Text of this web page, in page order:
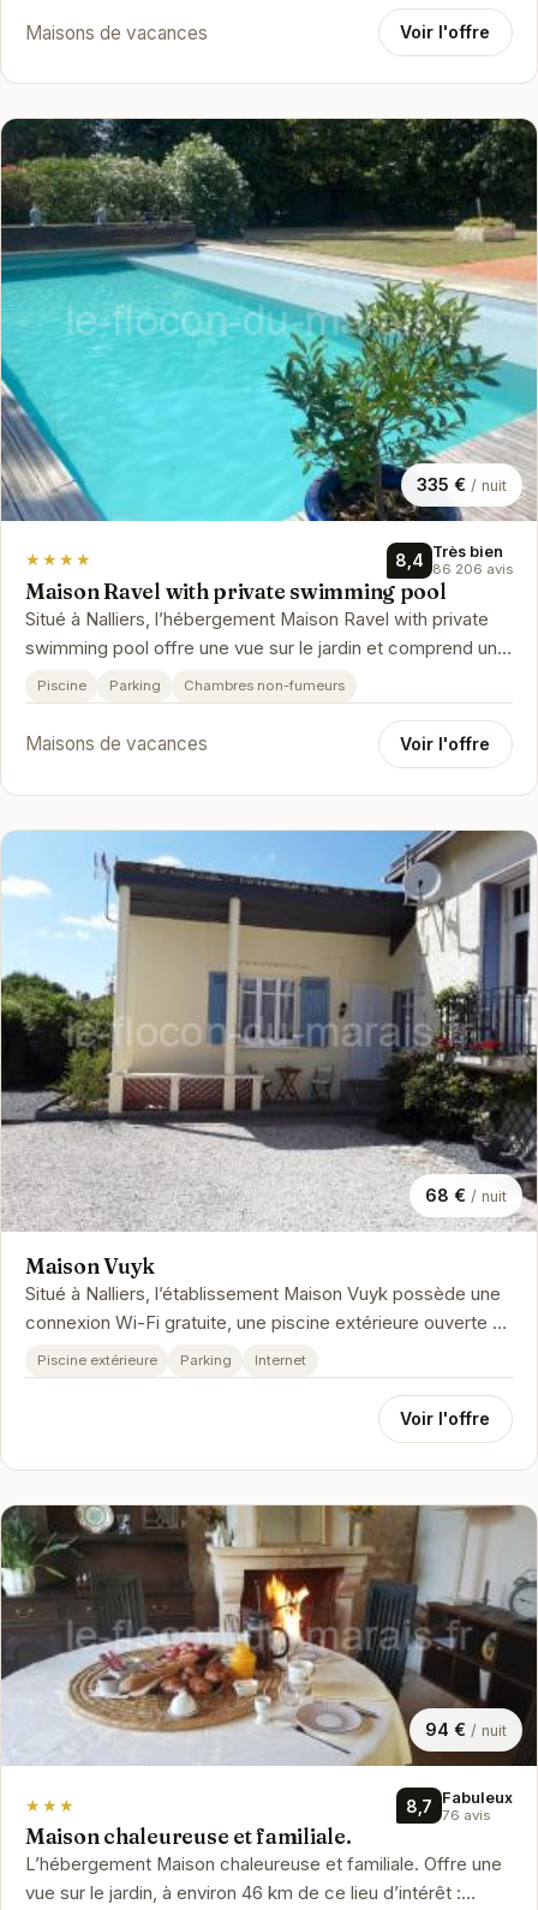
Maisons de vacances Voir l'offre
335 € / nuit
★★★★ 8,4 Très bien
86 206 avis
Maison Ravel with private swimming pool
Situé à Nalliers, l’hébergement Maison Ravel with private
swimming pool offre une vue sur le jardin et comprend une
piscine privée…
Piscine Parking Chambres non-fumeurs
Maisons de vacances Voir l'offre
68 €/ nuit
Maison Vuyk
Situé à Nalliers, l’établissement Maison Vuyk possède une
connexion Wi-Fi gratuite, une piscine extérieure ouverte en
saison, un j…
Piscine extérieure Parking Internet
Voir l'offre
94 €/ nuit
★★★ 8,7 Fabuleux
76 avis
Maison chaleureuse et familiale.
L’hébergement Maison chaleureuse et familiale. Offre une
vue sur le jardin, à environ 46 km de ce lieu d’intérêt :